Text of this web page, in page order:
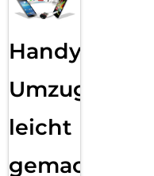
Handy
Umzug
leicht
gemacht!